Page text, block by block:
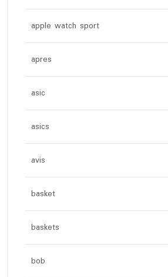
apple watch sport
apres
asic
asics
avis
basket
baskets
bob